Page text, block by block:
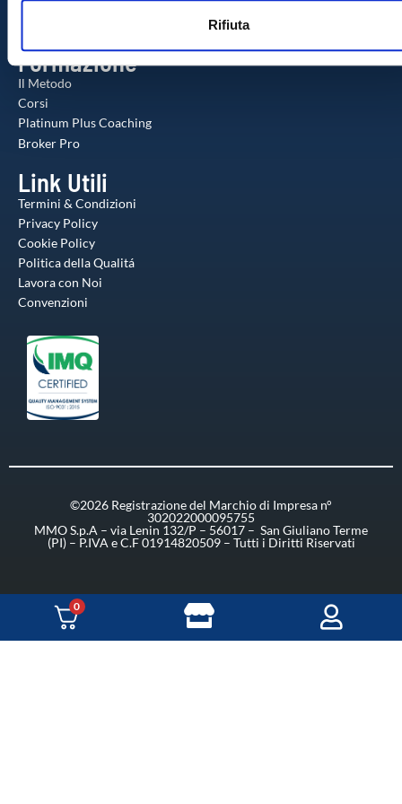
web, pubblicità e social media, i quali potrebbero combinarle
altre informazioni che ha fornito loro o che hanno raccolto
utilizzo dei loro servizi.
Rifiuta
Check-up Gratuito
Formazione
Il Metodo
Corsi
Platinum Plus Coaching
Broker Pro
Link Utili
Termini & Condizioni
Privacy Policy
Cookie Policy
Politica della Qualitá
Lavora con Noi
Convenzioni
©2026 Registrazione del Marchio di Impresa n°
302022000095755
MMO S.p.A – via Lenin 132/P – 56017 – San Giuliano Terme
(PI) – P.IVA e C.F 01914820509 – Tutti i Diritti Riservati
0